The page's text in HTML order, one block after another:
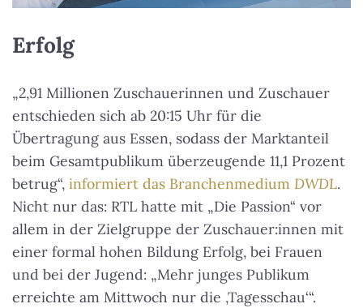
Erfolg
„2,91 Millionen Zuschauerinnen und Zuschauer
entschieden sich ab 20:15 Uhr für die
Übertragung aus Essen, sodass der Marktanteil
beim Gesamtpublikum überzeugende 11,1 Prozent
betrug“, informiert das Branchenmedium DWDL.
Nicht nur das: RTL hatte mit „Die Passion“ vor
allem in der Zielgruppe der Zuschauer:innen mit
einer formal hohen Bildung Erfolg, bei Frauen
und bei der Jugend: „Mehr junges Publikum
erreichte am Mittwoch nur die ‚Tagesschau‘“.